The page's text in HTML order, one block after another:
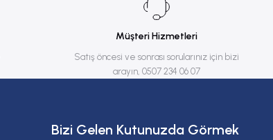
Müşteri Hizmetleri
Satış öncesi ve sonrası sorularınız için bizi
arayın, 0507 234 06 07
Bizi Gelen Kutunuzda Görmek